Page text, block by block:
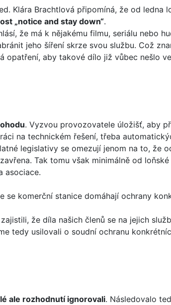
Klára Brachtlová připomíná, že od ledna
„notice and stay down“.
že má k nějakému filmu, seriálu nebo
jeho šíření skrze svou službu. Což
opatření, aby takové dílo již vůbec nešlo
. Vyzvou provozovatele úložišť, aby
na technickém řešení, třeba
legislativy se omezují jenom na to, že
Tak tomu však minimálně od
asociace.
se komerční stanice domáhají ochrany
že díla našich členů se na jejich
tedy usilovali o soudní ochranu
ale rozhodnutí ignorovali. Následovalo